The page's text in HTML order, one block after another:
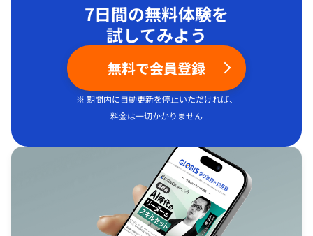
7日間の無料体験を
試してみよう
無料で会員登録
※ 期間内に自動更新を停止いただければ、
料金は一切かかりません